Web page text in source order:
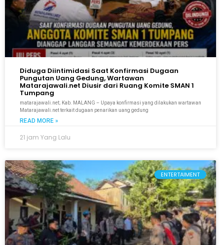
Diduga Diintimidasi Saat Konfirmasi Dugaan
Pungutan Uang Gedung, Wartawan
Matarajawali.net Diusir dari Ruang Komite SMAN 1
Tumpang
matarajawali.net; Kab. MALANG – Upaya konfirmasi yang dilakukan wartawan
Matarajawali.net terkait dugaan penarikan uang gedung
READ MORE »
21 jam Yang Lalu
ENTERTAIMENT